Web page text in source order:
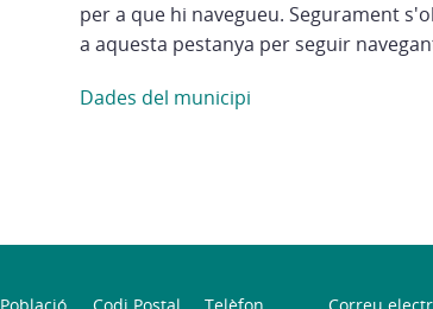
per a que hi navegueu. Segurament
a aquesta pestanya per seguir
Dades del municipi